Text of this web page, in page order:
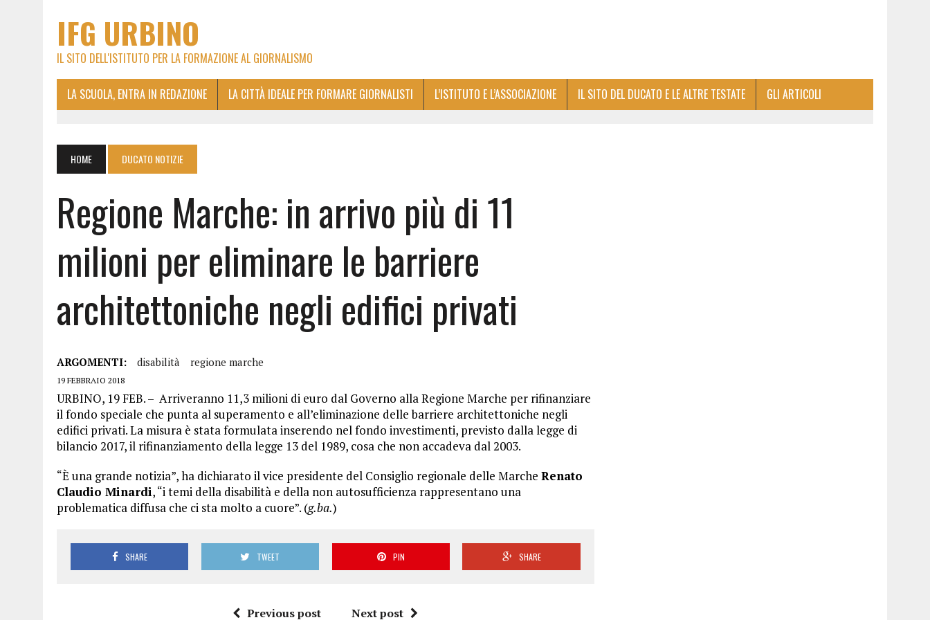
IFG URBINO
IL SITO DELL'ISTITUTO PER LA FORMAZIONE AL GIORNALISMO
LA SCUOLA, ENTRA IN REDAZIONE LA CITTÀ IDEALE PER FORMARE GIORNALISTI L’ISTITUTO E L’ASSOCIAZIONE IL SITO DEL DUCATO E LE ALTRE TESTATE GLI ARTICOLI
HOME DUCATO NOTIZIE
Regione Marche: in arrivo più di 11
milioni per eliminare le barriere
architettoniche negli edifici privati
ARGOMENTI: disabilità regione marche
19 FEBBRAIO 2018
URBINO, 19 FEB. – Arriveranno 11,3 milioni di euro dal Governo alla Regione Marche per rifinanziare
il fondo speciale che punta al superamento e all’eliminazione delle barriere architettoniche negli
edifici privati. La misura è stata formulata inserendo nel fondo investimenti, previsto dalla legge di
bilancio 2017, il rifinanziamento della legge 13 del 1989, cosa che non accadeva dal 2003.
“È una grande notizia”, ha dichiarato il vice presidente del Consiglio regionale delle Marche Renato
Claudio Minardi, “i temi della disabilità e della non autosufficienza rappresentano una
problematica diffusa che ci sta molto a cuore”. (g.ba.)
SHARE TWEET PIN SHARE
Previous post Next post